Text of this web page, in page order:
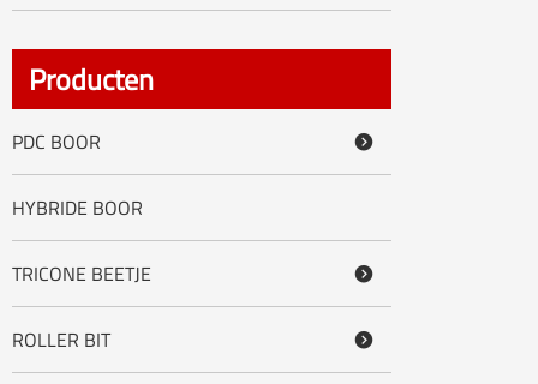
Producten
PDC BOOR 
HYBRIDE BOOR
TRICONE BEETJE 
ROLLER BIT 